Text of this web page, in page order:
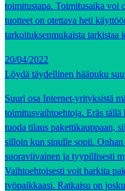
toimitustapa. Toimitusaika voi
tuotteet on otettava heti
tarkoituksenmukaista
20/04/2022
Löydä täydellinen hääpuku
Suuri osa Internet-yrityksistä
toimitusvaihtoehtoja. Eräs
tuoda tilaus pakettikauppaan,
silloin kun sinulle sopii.
suoraviivainen ja tyypillisesti
Vaihtoehtoisesti voit harkita
työpaikkaasi. Ratkaisu on